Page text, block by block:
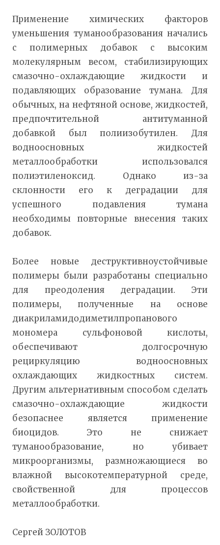
Применение химических факторов
уменьшения туманообразования начались
с полимерных добавок с высоким
молекулярным весом, стабилизирующих
смазочно-охлаждающие жидкости и
подавляющих образование тумана. Для
обычных, на нефтяной основе, жидкостей,
предпочтительной антитуманной
добавкой был полиизобутилен. Для
водноосновных жидкостей
металлообработки использовался
полиэтиленоксид. Однако из-за
склонности его к деградации для
успешного подавления тумана
необходимы повторные внесения таких
добавок.
Более новые деструктивноустойчивые
полимеры были разработаны специально
для преодоления деградации. Эти
полимеры, полученные на основе
диакриламидодиметилпропанового
мономера сульфоновой кислоты,
обеспечивают долгосрочную
рециркуляцию водноосновных
охлаждающих жидкостных систем.
Другим альтернативным способом сделать
смазочно-охлаждающие жидкости
безопаснее является применение
биоцидов. Это не снижает
туманообразование, но убивает
микроорганизмы, размножающиеся во
влажной высокотемпературной среде,
свойственной для процессов
металлообработки.
Сергей ЗОЛОТОВ